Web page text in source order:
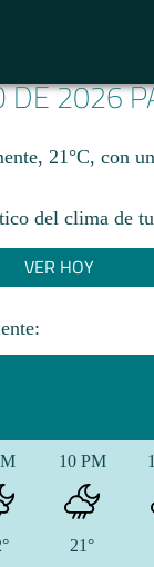
DE 2026
21°C, con
del clima de
VER HOY
10 PM
21°